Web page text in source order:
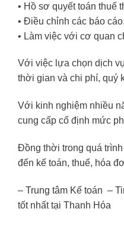
• Hồ sơ quyết toán thuế
• Điều chỉnh các báo
• Làm việc với cơ quan
Với việc lựa chọn dịch
thời gian và chi phí, quý
Với kinh nghiệm nhiều
cung cấp cố định mức
Đồng thời trong quá
đến kế toán, thuế, hóa
– Trung tâm Kế toán –
tốt nhất tại Thanh Hóa